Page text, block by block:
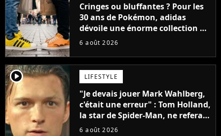
Cringes ou bluffantes ? Pour les
30 ans de Pokémon, adidas
dévoile une énorme collection de
sneakers et je ne sais pas quoi en
6 août 2026
player2 LIFESTYLE
"Je devais jouer Mark Wahlberg,
c'était une erreur" : Tom Holland,
la star de Spider-Man, ne referait
pas ce blockbuster
6 août 2026